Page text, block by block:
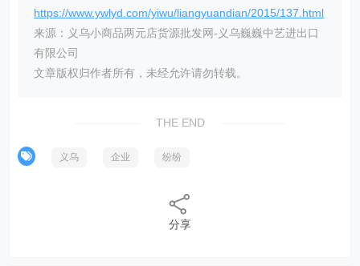
https://www.ywlyd.com/yiwu/liangyuandian/2015/137.html
来源：义乌小商品两元店货源批发网-义乌巍巍中艺进出口
有限公司
文章版权归作者所有，未经允许请勿转载。
THE END
义乌 企业 纷纷
分享